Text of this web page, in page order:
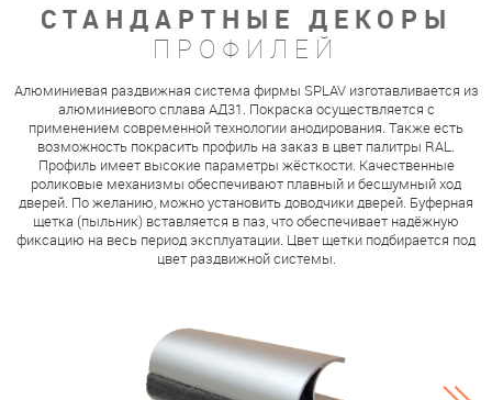
СТАНДАРТНЫЕ ДЕКОРЫ
ПРОФИЛЕЙ
Алюминиевая раздвижная система фирмы SPLAV изготавливается из
алюминиевого сплава АД31. Покраска осуществляется с
применением современной технологии анодирования. Также есть
возможность покрасить профиль на заказ в цвет палитры RAL.
Профиль имеет высокие параметры жёсткости. Качественные
роликовые механизмы обеспечивают плавный и бесшумный ход
дверей. По желанию, можно установить доводчики дверей. Буферная
щетка (пыльник) вставляется в паз, что обеспечивает надёжную
фиксацию на весь период эксплуатации. Цвет щетки подбирается под
цвет раздвижной системы.